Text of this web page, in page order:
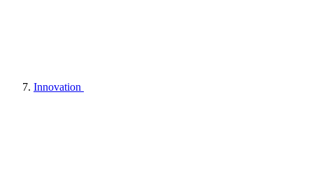
Innovation